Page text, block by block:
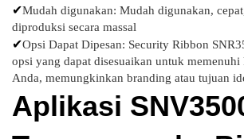
✔Mudah digunakan: Mudah digunakan,
diproduksi secara massal
✔Opsi Dapat Dipesan: Security Ribbon
opsi yang dapat disesuaikan untuk
Anda, memungkinkan branding atau tujuan
Aplikasi